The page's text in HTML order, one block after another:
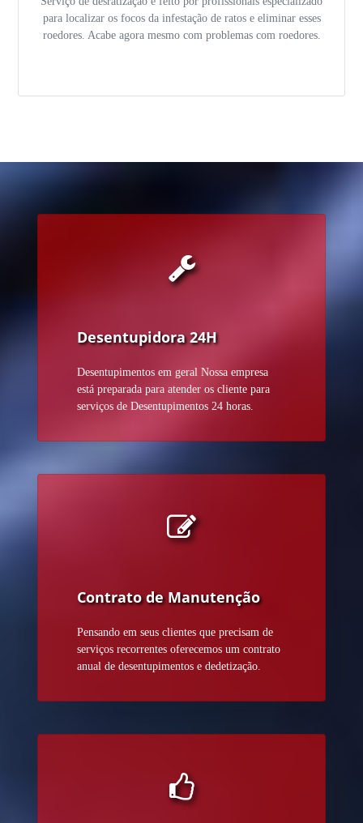
para localizar os focos da infestação de ratos e eliminar esses
roedores. Acabe agora mesmo com problemas com roedores.
Desentupidora 24H
Desentupimentos em geral Nossa empresa
está preparada para atender os cliente para
serviços de Desentupimentos 24 horas.
Contrato de Manutenção
Pensando em seus clientes que precisam de
serviços recorrentes oferecemos um contrato
anual de desentupimentos e dedetização.